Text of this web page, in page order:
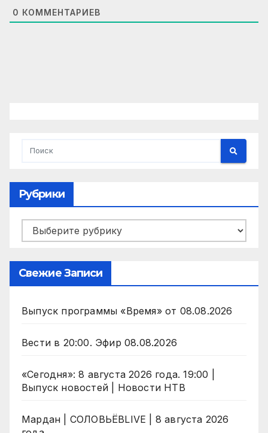
0 КОММЕНТАРИЕВ
Рубрики
Рубрики
Свежие Записи
Выпуск программы «Время» от 08.08.2026
Вести в 20:00. Эфир 08.08.2026
«Сегодня»: 8 августа 2026 года. 19:00 |
Выпуск новостей | Новости НТВ
Мардан | СОЛОВЬЁВLIVE | 8 августа 2026